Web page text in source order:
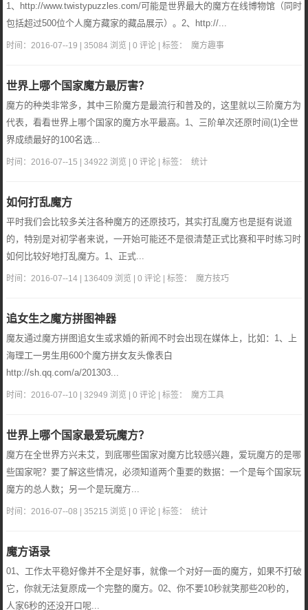
1、http://www.twistypuzzles.com/可能是世界最大的魔方在线博物馆（同时
包括超过500位个人魔方藏家的藏品展示）。2、http://...
时间：2016-07--19 | 35084 浏览 | 0 评论 | 标签： 魔方趣事
世界上哪个国家魔方最厉害？
魔方的种类非常多，其中三阶魔方是最流行和普及的，这里就以三阶魔方为
代表，看看世界上哪个国家的魔方水平最高。1、三阶单次还原时间(1)全世
界成绩最好的100名选...
时间：2016-07--15 | 34922 浏览 | 0 评论 | 标签： 统计
如何打乱魔方
平时我们会比较多关注各种魔方的还原技巧，其实打乱魔方也是挺有说道
的，特别是对初学者来说，一开始可能还不是很清楚正式比赛和平时练习时
如何比较好地打乱魔方。1、正式...
时间：2016-07--14 | 136409 浏览 | 0 评论 | 标签： 魔方技巧
追女生之魔方拼图神器
魔友通过魔方拼图追女生或求婚的新闻不时会出现在媒体上，比如：1、上
海理工一男生用600个魔方拼女友头像表白
http://sh.qq.com/a/201303...
时间：2016-07--10 | 32949 浏览 | 0 评论 | 标签： 魔方工具
世界上哪个国家最爱玩魔方？
魔方在全世界方兴未艾，到底哪些国家对魔方比较感兴趣，爱玩魔方的是哪
些国家呢？要了解这些情况，必须知道两个重要的数据：一个是每个国家玩
魔方的总人数；另一个是玩魔方...
时间：2016-07--08 | 35215 浏览 | 0 评论 | 标签： 统计
魔方语录
01、工作太平稳好像并不全是好事，就像一个对好一面的魔方，如果不打破
它，你就无法复原成一个完整的魔方。02、你不要10秒就笑那些20秒的，
人家6秒的还没开口呢...